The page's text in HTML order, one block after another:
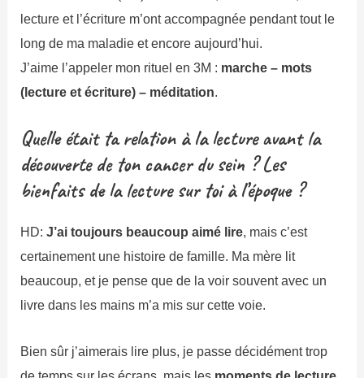
lecture et l’écriture m’ont accompagnée pendant tout le
long de ma maladie et encore aujourd’hui.
J’aime l’appeler mon rituel en 3M : marche – mots
(lecture et écriture) – méditation.
Quelle était ta relation à la lecture avant la
découverte de ton cancer du sein ? Les
bienfaits de la lecture sur toi à l’époque ?
HD:J’ai toujours beaucoup aimé lire, mais c’est
certainement une histoire de famille. Ma mère lit
beaucoup, et je pense que de la voir souvent avec un
livre dans les mains m’a mis sur cette voie.
Bien sûr j’aimerais lire plus, je passe décidément trop